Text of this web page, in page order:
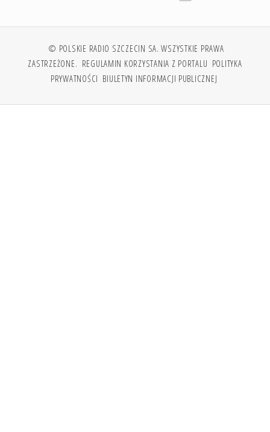
© POLSKIE RADIO SZCZECIN SA. WSZYSTKIE PRAWA
ZASTRZEŻONE. REGULAMIN KORZYSTANIA Z PORTALU POLITYKA
PRYWATNOŚCI BIULETYN INFORMACJI PUBLICZNEJ